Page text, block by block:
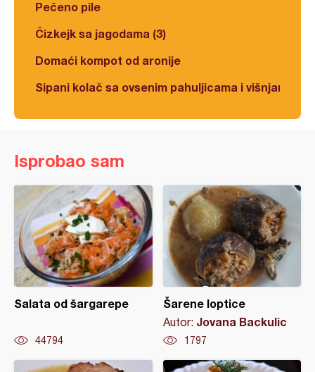
Pečeno pile
Čizkejk sa jagodama (3)
Domaći kompot od aronije
Sipani kolač sa ovsenim pahuljicama i višnjama
Isprobao sam
Salata od šargarepe
44794
Šarene loptice
Autor: Jovana Backulic
1797